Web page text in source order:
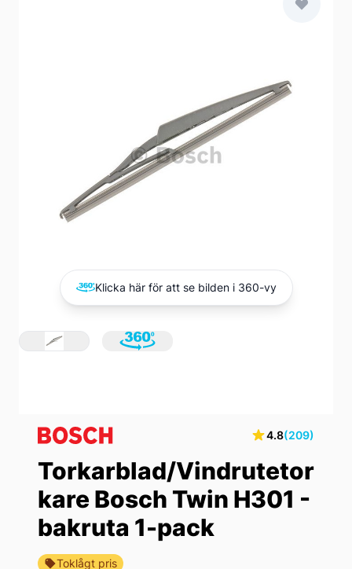
Klicka här för att se bilden i 360-vy
View larger image
View larger image
4.8(209)
Torkarblad/Vindrutetor
kare Bosch Twin H301 -
bakruta 1-pack
Toklågt pris